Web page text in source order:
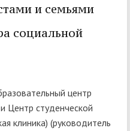
и семьями
социальной
центр
Центр студенческой
клиника) (руководитель